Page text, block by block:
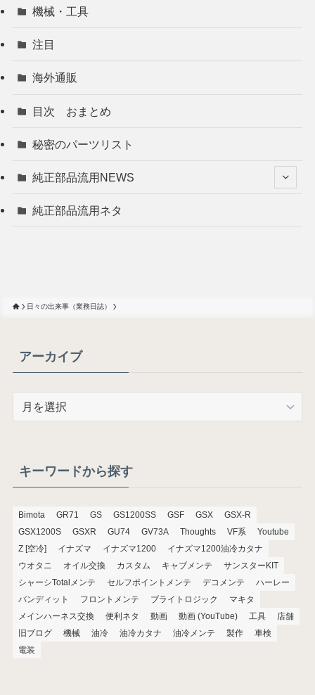
機械・工具
注目
海外通販
目次 おまとめ
秘密のパーツリスト
純正部品流用NEWS
純正部品流用ネタ
日々の出来事（業務日誌）
アーカイブ
ブキーワードから探す
Bimota GR71 GS GS1200SS GSF GSX
GSX-R
GSX1200S
GSXR GU74 GV73A Thoughts VF系
Youtube
Z [空冷]
イナズマ イナズマ1200
イナズマ1200油冷カタナ
ウオタニ
オイル交換 カスタム キャブメンテ
サンスターKIT
シャーシTotalメンテ
セルフポイントメンテ デコメンテ
ハーレー
バンディット
フロントメンテ ブライトロジック
マキタ
メインハーネス交換
便利ネタ 動画 動画 (YouTube) 工具
店舗
旧ブログ
機械 油冷 油冷カタナ 油冷メンテ 製作
車検
電装